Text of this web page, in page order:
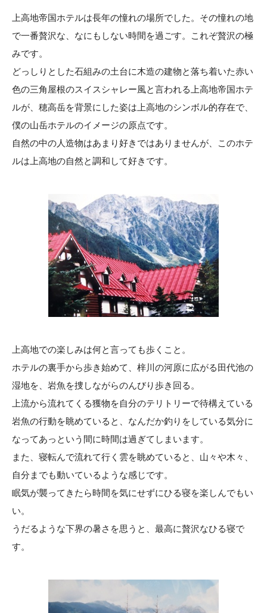
上高地帝国ホテルは長年の憧れの場所でした。その憧れの地
で一番贅沢な、なにもしない時間を過ごす。これぞ贅沢の極
みです。
どっしりとした石組みの土台に木造の建物と落ち着いた赤い
色の三角屋根のスイスシャレー風と言われる上高地帝国ホテ
ルが、穂高岳を背景にした姿は上高地のシンボル的存在で、
僕の山岳ホテルのイメージの原点です。
自然の中の人造物はあまり好きではありませんが、このホテ
ルは上高地の自然と調和して好きです。
上高地での楽しみは何と言っても歩くこと。
ホテルの裏手から歩き始めて、梓川の河原に広がる田代池の
湿地を、岩魚を捜しながらのんびり歩き回る。
上流から流れてくる獲物を自分のテリトリーで待構えている
岩魚の行動を眺めていると、なんだか釣りをしている気分に
なってあっという間に時間は過ぎてしまいます。
また、寝転んで流れて行く雲を眺めていると、山々や木々、
自分までも動いているような感じです。
眠気が襲ってきたら時間を気にせずにひる寝を楽しんでもい
い。
うだるような下界の暑さを思うと、最高に贅沢なひる寝で
す。